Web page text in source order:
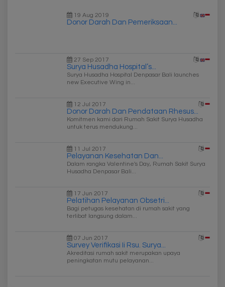
19 Aug 2019
Donor Darah Dan Pemeriksaan...
27 Sep 2017
Surya Husadha Hospital’s...
Surya Husadha Hospital Denpasar Bali launches
new Executive Wing in...
12 Jul 2017
Donor Darah Dan Pendataan Rhesus...
Komitmen kami dari Rumah Sakit Surya Husadha
untuk terus mendukung...
11 Jul 2017
Pelayanan Kesehatan Dan...
Dalam rangka Valentine's Day, Rumah Sakit Surya
Husadha Denpasar Bali...
17 Jun 2017
Pelatihan Pelayanan Obsetri...
Bagi petugas kesehatan di rumah sakit yang
terlibat langsung dalam...
07 Jun 2017
Survey Verifikasi Ii Rsu. Surya...
Akreditasi rumah sakit merupakan upaya
peningkatan mutu pelayanan...